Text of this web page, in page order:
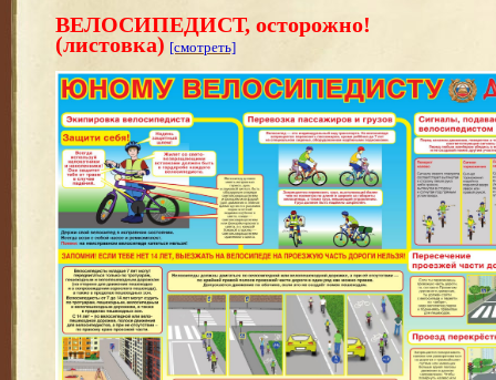
ВЕЛОСИПЕДИСТ, осторожно!
(листовка) [смотреть]